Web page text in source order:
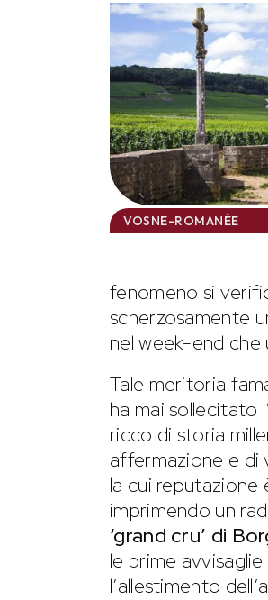
VOSNE-ROMANÉE
fenomeno si
scherzosamente
nel week-end che
Tale meritoria
ha mai sollecitato
ricco di storia
affermazione e di
la cui reputazione
imprimendo un
‘grand cru’ di
le prime
l’allestimento